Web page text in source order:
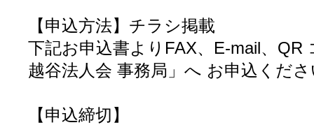
【申込方法】チラシ掲載
下記お申込書よりFAX、E-mail、QR
越谷法人会 事務局」へ お申込くだ
【申込締切】